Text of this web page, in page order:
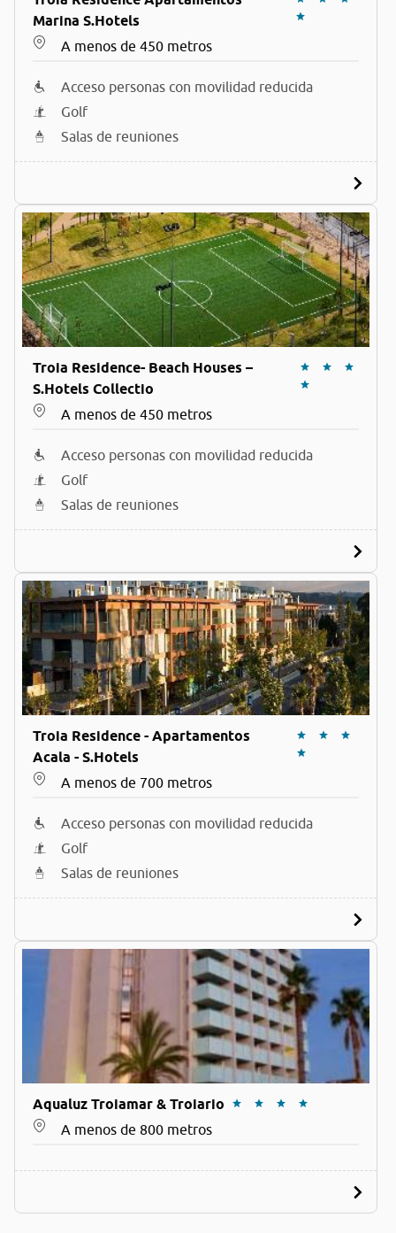
Marina S.Hotels
A menos de 450 metros
Acceso personas con movilidad reducida
Golf
Salas de reuniones
Troia Residence- Beach Houses –
S.Hotels Collectio
A menos de 450 metros
Acceso personas con movilidad reducida
Golf
Salas de reuniones
Troia Residence - Apartamentos
Acala - S.Hotels
A menos de 700 metros
Acceso personas con movilidad reducida
Golf
Salas de reuniones
Aqualuz Troiamar & Troiario
A menos de 800 metros